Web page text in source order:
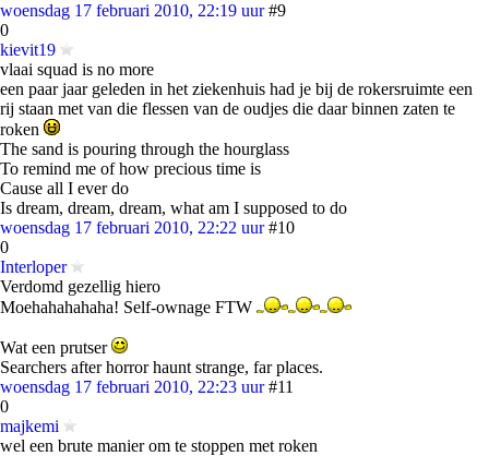
woensdag 17 februari 2010, 22:19 uur #9
0
kievit19
vlaai squad is no more
een paar jaar geleden in het ziekenhuis had je bij de rokersruimte een
rij staan met van die flessen van de oudjes die daar binnen zaten te
roken
The sand is pouring through the hourglass
To remind me of how precious time is
Cause all I ever do
Is dream, dream, dream, what am I supposed to do
woensdag 17 februari 2010, 22:22 uur #10
0
Interloper
Verdomd gezellig hiero
Moehahahahaha! Self-ownage FTW
Wat een prutser
Searchers after horror haunt strange, far places.
woensdag 17 februari 2010, 22:23 uur #11
0
majkemi
wel een brute manier om te stoppen met roken